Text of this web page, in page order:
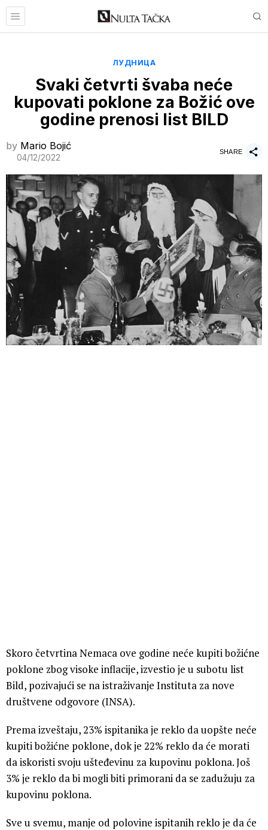
ЛУДНИЦА
Svaki četvrti švaba neće
kupovati poklone za Božić ove
godine prenosi list BILD
by Mario Bojić
04/12/2022
SHARE
Skoro četvrtina Nemaca ove godine neće kupiti božićne
poklone zbog visoke inflacije, izvestio je u subotu list
Bild, pozivajući se na istraživanje Instituta za nove
društvene odgovore (INSA).
Prema izveštaju, 23% ispitanika je reklo da uopšte neće
kupiti božićne poklone, dok je 22% reklo da će morati
da iskoristi svoju ušteđevinu za kupovinu poklona. Još
3% je reklo da bi mogli biti primorani da se zadužuju za
kupovinu poklona.
Sve u svemu, manje od polovine ispitanih reklo je da će